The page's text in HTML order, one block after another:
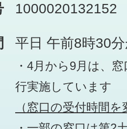
1000020132152
平日 午前8時30
・4月から9月は、
行実施しています
（窓口の受付時間